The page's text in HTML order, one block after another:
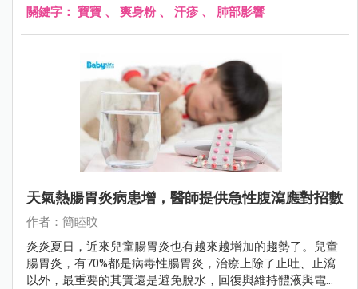
關鍵字： 寶寶 、 爽身粉、 汗疹 、 肺部影響
天氣熱腸胃炎病患增，醫師提供急性腹瀉應對招數
作者：簡睦旼
炎炎夏日，近來兒童腸胃炎也有越來越增加的趨勢了。兒童
腸胃炎，有70%都是病毒性腸胃炎，治療上除了止吐、止瀉
以外，最重要的其實還是避免脫水，回復與維持體液與電解